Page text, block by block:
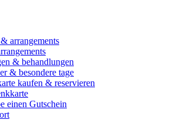
arrangements
& behandlungen
& besondere tage
kaufen & reservieren
einen Gutschein